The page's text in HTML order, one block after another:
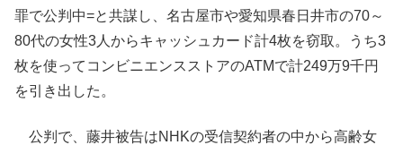
罪で公判中=と共謀し、名古屋市や愛知県春日井市の70～
80代の女性3人からキャッシュカード計4枚を窃取。うち3
枚を使ってコンビニエンスストアのATMで計249万9千円
を引き出した。
公判で、藤井被告はNHKの受信契約者の中から高齢女